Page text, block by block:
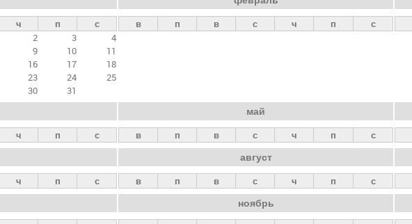
ч п
с
2 3
4
9 10
11
16 17
18
23 24
25
30 31
в п в с ч п с
ч п с
май
в п в с ч п с
ч п с
август
в п в с ч п с
ноябрь